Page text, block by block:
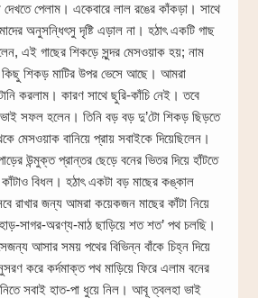
পেলাম। একেবারে লাল রঙের কাঁকড়া। সাথে
অনুসন্ধিৎসু দৃষ্টি এড়াল না। হঠাৎ একটি গাছ
এই গাছের শিকড়ে সুন্দর মেসওয়াক হয়; নাম
শিকড় মাটির উপর ভেসে আছে। আমরা
করলাম। কারণ সাথে ছুরি-কাঁচি নেই। তবে
ভাই সফল হলেন। তিনি বড় বড় দু’টো শিকড় ছিড়তে
মেসওয়াক বানিয়ে প্রায় সবাইকে দিয়েছিলেন।
উন্মুক্ত প্রান্তর ছেড়ে বনের ভিতর দিয়ে হাঁটতে
বিধল। হঠাৎ একটা বড় মাছের কঙ্কাল
রাখার জন্য আমরা কয়েকজন মাছের কাঁটা নিয়ে
সাগর-অরণ্য-মাঠ ছাড়িয়ে শত শত’ পথ চলছি।
আসার সময় পথের বিভিন্ন বাঁকে চিহ্ন দিয়ে
করে কর্দমাক্ত পথ মাড়িয়ে ফিরে এলাম বনের
সবাই হাত-পা ধুয়ে নিল। আবূ ত্বলহা ভাই